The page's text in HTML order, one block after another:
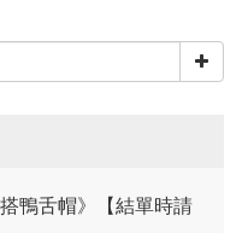
鴨舌帽》【結單時請